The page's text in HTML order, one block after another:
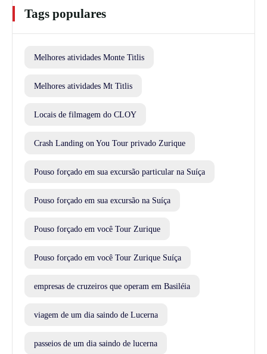
Tags populares
Melhores atividades Monte Titlis
Melhores atividades Mt Titlis
Locais de filmagem do CLOY
Crash Landing on You Tour privado Zurique
Pouso forçado em sua excursão particular na Suíça
Pouso forçado em sua excursão na Suíça
Pouso forçado em você Tour Zurique
Pouso forçado em você Tour Zurique Suíça
empresas de cruzeiros que operam em Basiléia
viagem de um dia saindo de Lucerna
passeios de um dia saindo de lucerna